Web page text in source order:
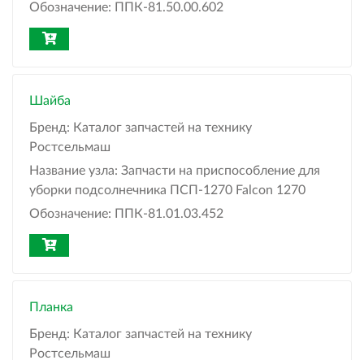
Обозначение: ППК-81.50.00.602
Шайба
Бренд: Каталог запчастей на технику
Ростсельмаш
Название узла: Запчасти на приспособление для
уборки подсолнечника ПСП-1270 Falcon 1270
Обозначение: ППК-81.01.03.452
Планка
Бренд: Каталог запчастей на технику
Ростсельмаш